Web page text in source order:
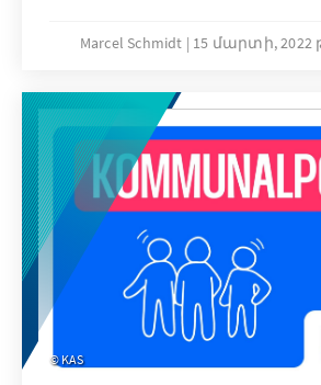
beschäftigt uns, nimmt uns mit
die Resilienz zu stärken.
Marcel Schmidt 15 մարտի, 2022
KAS